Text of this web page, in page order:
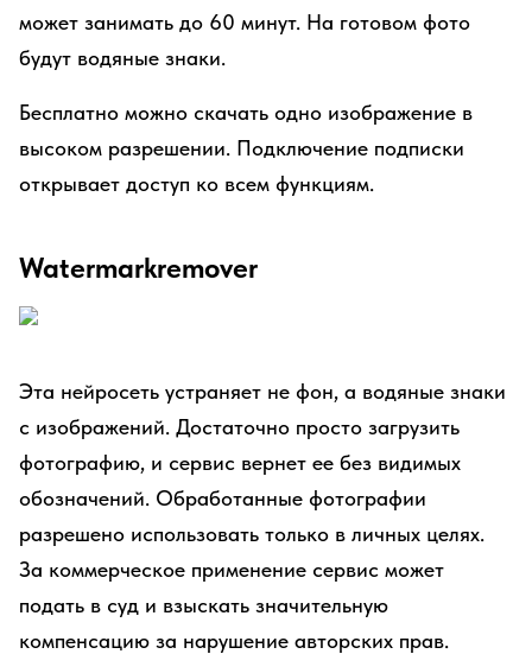
может занимать до 60 минут. На готовом фото
будут водяные знаки.
Бесплатно можно скачать одно изображение в
высоком разрешении. Подключение подписки
открывает доступ ко всем функциям.
Watermarkremover
Эта нейросеть устраняет не фон, а водяные знаки
с изображений. Достаточно просто загрузить
фотографию, и сервис вернет ее без видимых
обозначений. Обработанные фотографии
разрешено использовать только в личных целях.
За коммерческое применение сервис может
подать в суд и взыскать значительную
компенсацию за нарушение авторских прав.